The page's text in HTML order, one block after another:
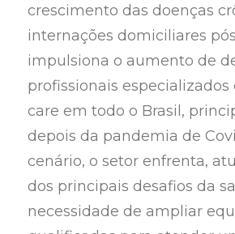
crescimento das doenças
internações domiciliares
impulsiona o aumento de
profissionais
care em todo o Brasil,
depois da pandemia de
cenário, o setor enfrenta,
dos principais desafios da
necessidade de ampliar